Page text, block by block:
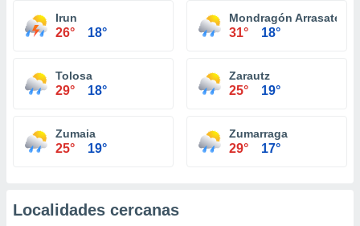
Irun
26° 18°
Mondragón Arrasate
31° 18°
Tolosa
29° 18°
Zarautz
25° 19°
Zumaia
25° 19°
Zumarraga
29° 17°
Localidades cercanas